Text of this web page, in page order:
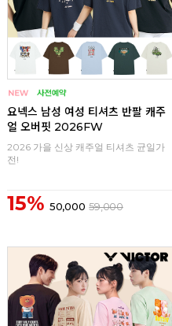
요넥스 남성 여성 티셔츠 반팔 캐주
얼 오버핏 2026FW
2026 가을 신상 캐주얼 티셔츠 균일가
전!
15% 50,000 59,000